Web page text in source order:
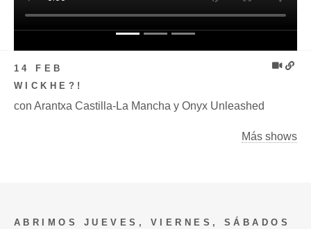
14 FEB
WICKHE?!
con Arantxa Castilla-La Mancha y Onyx Unleashed
Más shows
ABRIMOS JUEVES, VIERNES, SÁBADOS